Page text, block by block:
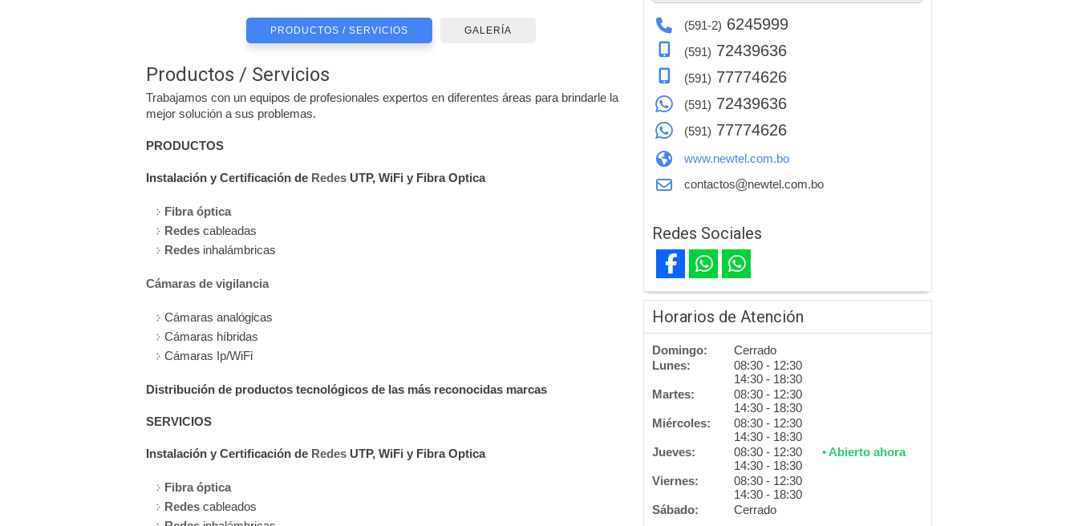
PRODUCTOS / SERVICIOS GALERÍA
Productos / Servicios
Trabajamos con un equipos de profesionales expertos en diferentes áreas para brindarle la
mejor solución a sus problemas.
PRODUCTOS
Instalación y Certificación de Redes UTP, WiFi y Fibra Optica
Fibra óptica
Redes cableadas
Redes inhalámbricas
Cámaras de vigilancia
Cámaras analógicas
Cámaras híbridas
Cámaras Ip/WiFi
Distribución de productos tecnológicos de las más reconocidas marcas
SERVICIOS
Instalación y Certificación de Redes UTP, WiFi y Fibra Optica
Fibra óptica
Redes cableados
(591-2) 6245999
(591) 72439636
(591) 77774626
(591) 72439636
(591) 77774626
www.newtel.com.bo
contactos
newtel.com.bo
Redes Sociales
Horarios de Atención
Domingo:
Cerrado
Lunes:
08:30 - 12:30
14:30 - 18:30
Martes:
08:30 - 12:30
14:30 - 18:30
Miércoles:
08:30 - 12:30
14:30 - 18:30
Jueves:
08:30 - 12:30
• Abierto ahora
14:30 - 18:30
Viernes:
08:30 - 12:30
14:30 - 18:30
Sábado:
Cerrado